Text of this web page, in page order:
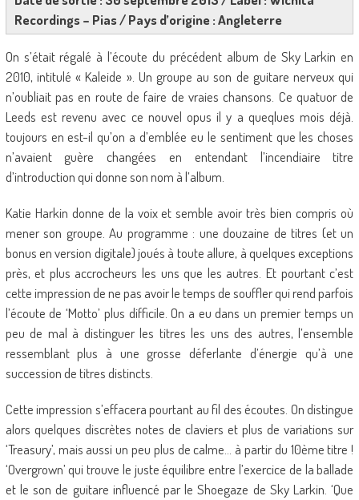
Recordings – Pias / Pays d’origine : Angleterre
On s’était régalé à l’écoute du précédent album de Sky Larkin en
2010, intitulé « Kaleide ». Un groupe au son de guitare nerveux qui
n’oubliait pas en route de faire de vraies chansons. Ce quatuor de
Leeds est revenu avec ce nouvel opus il y a queqlues mois déjà.
toujours en est-il qu’on a d’emblée eu le sentiment que les choses
n’avaient guère changées en entendant l’incendiaire titre
d’introduction qui donne son nom à l’album.
Katie Harkin donne de la voix et semble avoir très bien compris où
mener son groupe. Au programme : une douzaine de titres (et un
bonus en version digitale) joués à toute allure, à quelques exceptions
près, et plus accrocheurs les uns que les autres. Et pourtant c’est
cette impression de ne pas avoir le temps de souffler qui rend parfois
l’écoute de ‘Motto’ plus difficile. On a eu dans un premier temps un
peu de mal à distinguer les titres les uns des autres, l’ensemble
ressemblant plus à une grosse déferlante d’énergie qu’à une
succession de titres distincts.
Cette impression s’effacera pourtant au fil des écoutes. On distingue
alors quelques discrètes notes de claviers et plus de variations sur
‘Treasury’, mais aussi un peu plus de calme… à partir du 10ème titre !
‘Overgrown’ qui trouve le juste équilibre entre l’exercice de la ballade
et le son de guitare influencé par le Shoegaze de Sky Larkin. ‘Que